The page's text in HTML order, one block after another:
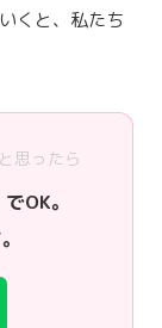
くと、私たち
思ったら
OK。